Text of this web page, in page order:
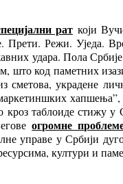
рат који
Режи. Уједа.
удара. Пола
код паметних
украдене
кроз таблоиде
огромне
управе у Србији
култури и